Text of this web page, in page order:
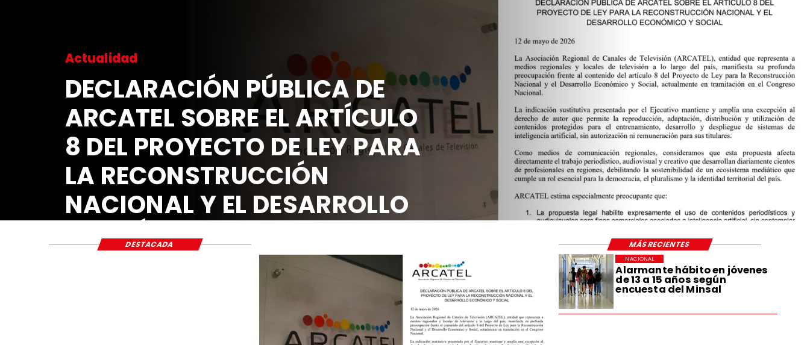
Actualidad
DECLARACIÓN PÚBLICA DE
ARCATEL SOBRE EL ARTÍCULO
8 DEL PROYECTO DE LEY PARA
LA RECONSTRUCCIÓN
NACIONAL Y EL DESARROLLO
ECONÓMICO Y SOCIAL
Alarmante hábito en jóvenes
de 13 a 15 años según
encuesta del Minsal
NACIONAL
DESTACADA MÁS RECIENTES